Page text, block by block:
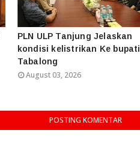
PLN ULP Tanjung Jelaskan
kondisi kelistrikan Ke bupati
Tabalong
August 03, 2026
POSTING KOMENTAR